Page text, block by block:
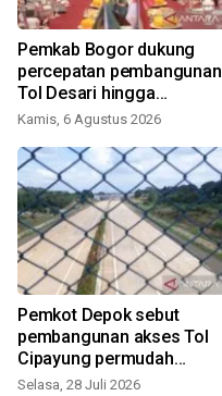
Pemkab Bogor dukung
percepatan pembangunan
Tol Desari hingga
Salabenda
Kamis, 6 Agustus 2026
Pemkot Depok sebut
pembangunan akses Tol
Cipayung permudah
investasi masuk
Selasa, 28 Juli 2026